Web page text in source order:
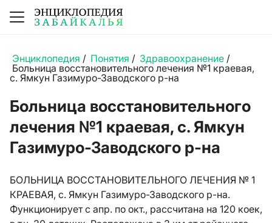
Энциклопедия / Понятия / Здравоохранение /
Больница восстановительного лечения №1 краевая,
с. Ямкун Газимуро-Заводского р-на
Больница восстановительного
лечения №1 краевая, с. Ямкун
Газимуро-Заводского р-на
БОЛЬНИЦА ВОССТАНОВИТЕЛЬНОГО ЛЕЧЕНИЯ № 1
КРАЕВАЯ, с. Ямкун Газимуро-Заводского р-на.
Функционирует с апр. по окт., рассчитана на 120 коек,